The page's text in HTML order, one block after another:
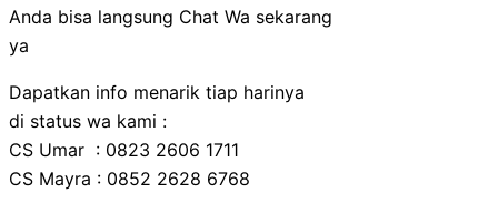
Anda bisa langsung Chat Wa sekarang
ya
Dapatkan info menarik tiap harinya
di status wa kami :
CS Umar : 0823 2606 1711
CS Mayra : 0852 2628 6768